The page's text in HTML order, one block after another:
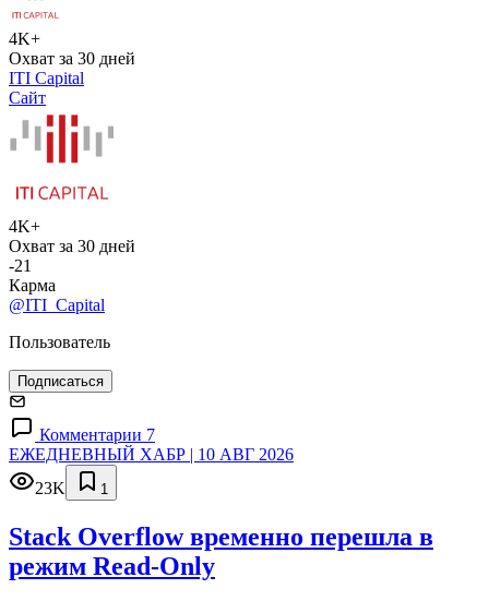
4K+
Охват за 30 дней
ITI Capital
Сайт
4K+
Охват за 30 дней
-21
Карма
@ITI_Capital
Пользователь
Подписаться
Комментарии 7
ЕЖЕДНЕВНЫЙ ХАБР | 10 АВГ 2026
23K
1
Stack Overflow временно перешла в
режим Read-Only